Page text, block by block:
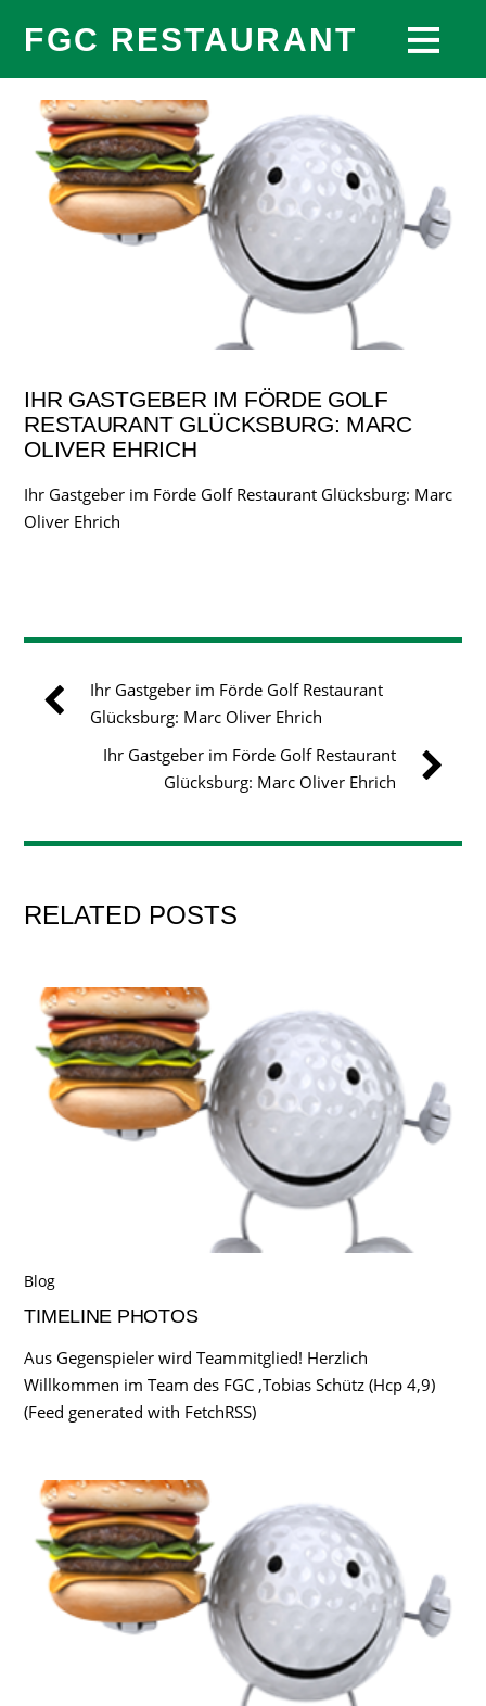
FGC RESTAURANT
IHR GASTGEBER IM FÖRDE GOLF
RESTAURANT GLÜCKSBURG: MARC
OLIVER EHRICH
Ihr Gastgeber im Förde Golf Restaurant Glücksburg: Marc
Oliver Ehrich
Ihr Gastgeber im Förde Golf Restaurant
Glücksburg: Marc Oliver Ehrich
Ihr Gastgeber im Förde Golf Restaurant
Glücksburg: Marc Oliver Ehrich
RELATED POSTS
Blog
TIMELINE PHOTOS
Aus Gegenspieler wird Teammitglied! Herzlich
Willkommen im Team des FGC ,Tobias Schütz (Hcp 4,9)
(Feed generated with FetchRSS)